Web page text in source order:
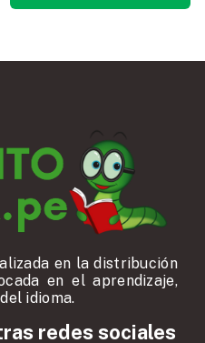
en la distribución
en el aprendizaje,
idioma.
redes sociales